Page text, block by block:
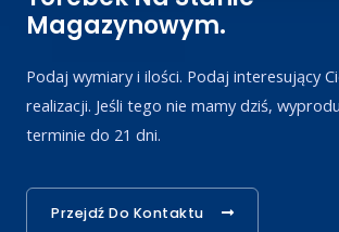
Magazynowym.
Podaj wymiary i ilości. Podaj interesujący
realizacji. Jeśli tego nie mamy dziś,
terminie do 21 dni.
Przejdź Do Kontaktu